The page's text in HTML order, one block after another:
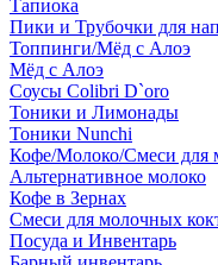
Тапиока
Пики и Трубочки для
Топпинги/Мёд с Алоэ
Мёд с Алоэ
Соусы Colibri D`oro
Тоники и Лимонады
Тоники Nunchi
Кофе/Молоко/Смеси для
Альтернативное молоко
Кофе в Зернах
Смеси для молочных
Посуда и Инвентарь